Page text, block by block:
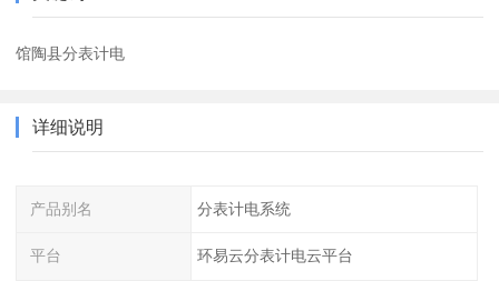
馆陶县分表计电
详细说明
产品别名 分表计电系统
平台 环易云分表计电云平台